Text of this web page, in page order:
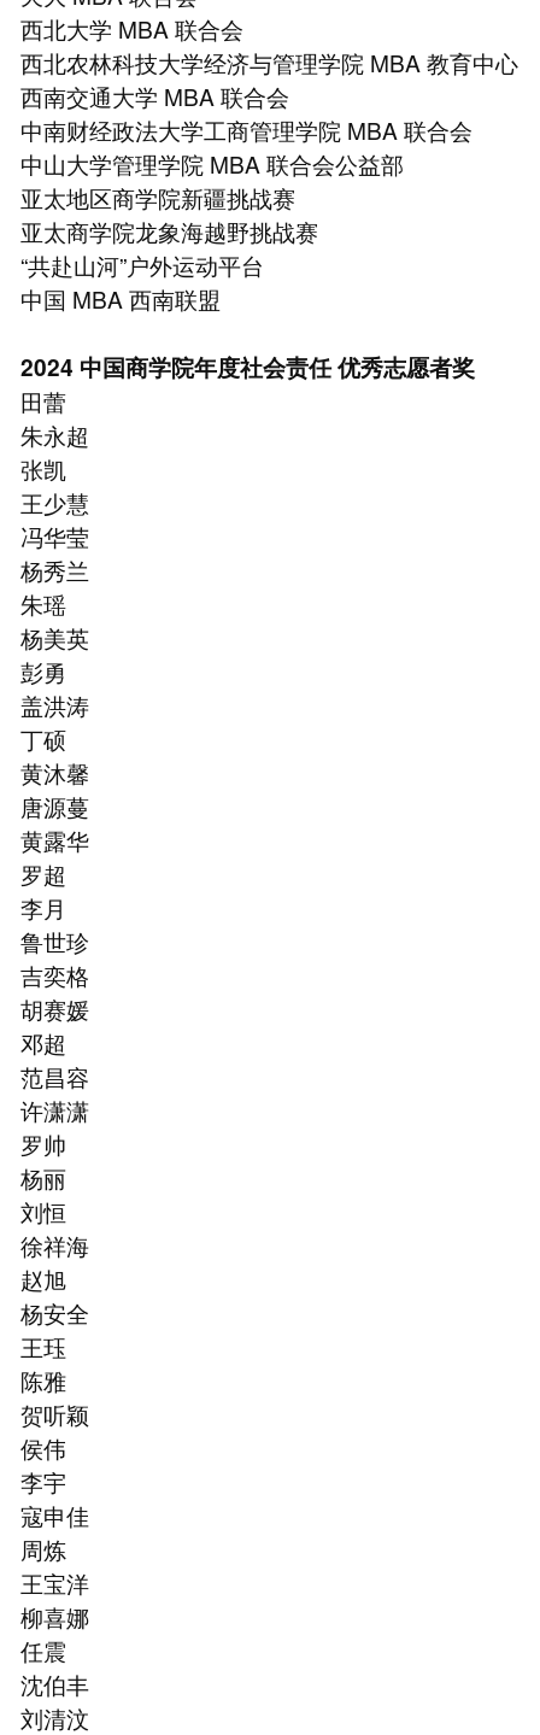
⻄北大学 MBA 联合会
⻄北农林科技大学经济与管理学院 MBA 教育中心
⻄南交通大学 MBA 联合会
中南财经政法大学工商管理学院 MBA 联合会
中山大学管理学院 MBA 联合会公益部
亚太地区商学院新疆挑战赛
亚太商学院⻰象海越野挑战赛
“共赴山河”户外运动平台
中国 MBA ⻄南联盟
2024 中国商学院年度社会责任 优秀志愿者奖
田蕾
朱永超
张凯
王少慧
冯华莹
杨秀兰
朱瑶
杨美英
彭勇
盖洪涛
丁硕
⻩沐馨
唐源蔓
⻩露华
罗超
李月
鲁世珍
吉奕格
胡赛媛
邓超
范昌容
许潇潇
罗帅
杨丽
刘恒
徐祥海
赵旭
杨安全
王珏
陈雅
贺听颖
侯伟
李宇
寇申佳
周炼
王宝洋
柳喜娜
任震
沈伯丰
刘清汶